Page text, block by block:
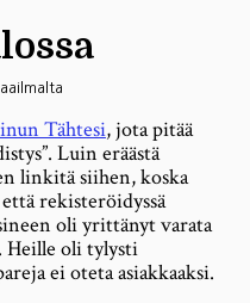
Tähtesi, jota pitää
Luin eräästä
linkitä siihen, koska
rekisteröidyssä
oli yrittänyt varata
Heille oli tylysti
ei oteta asiakkaaksi.